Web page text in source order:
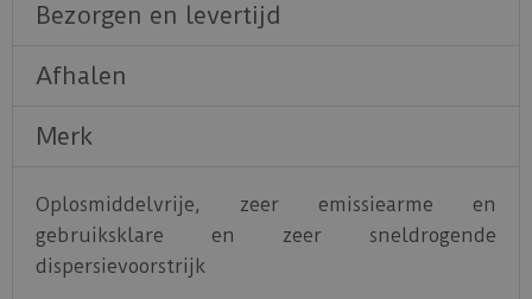
Bezorgen en levertijd
Afhalen
Merk
Oplosmiddelvrije, zeer emissiearme en
gebruiksklare en zeer sneldrogende
dispersievoorstrijk